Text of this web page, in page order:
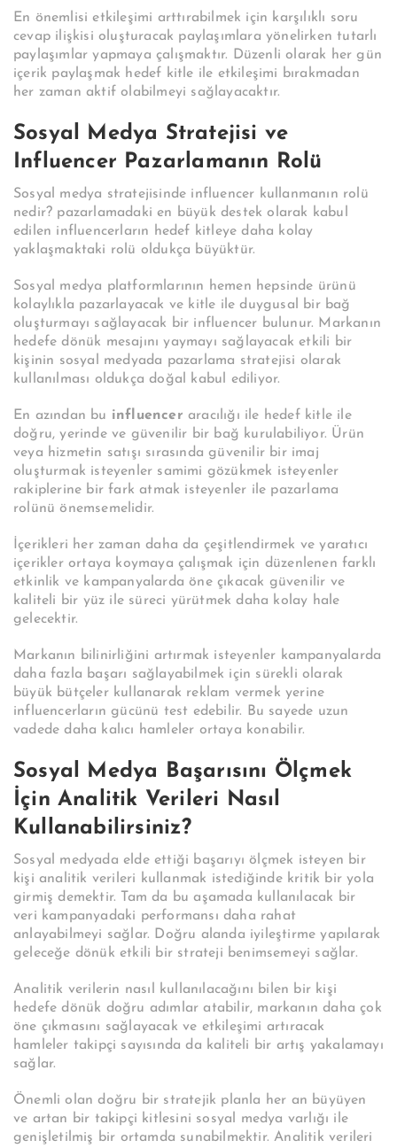
En önemlisi etkileşimi arttırabilmek için karşılıklı soru
cevap ilişkisi oluşturacak paylaşımlara yönelirken tutarlı
paylaşımlar yapmaya çalışmaktır. Düzenli olarak her gün
içerik paylaşmak hedef kitle ile etkileşimi bırakmadan
her zaman aktif olabilmeyi sağlayacaktır.
Sosyal Medya Stratejisi ve
Influencer Pazarlamanın Rolü
Sosyal medya stratejisinde influencer kullanmanın rolü
nedir? pazarlamadaki en büyük destek olarak kabul
edilen influencerların hedef kitleye daha kolay
yaklaşmaktaki rolü oldukça büyüktür.
Sosyal medya platformlarının hemen hepsinde ürünü
kolaylıkla pazarlayacak ve kitle ile duygusal bir bağ
oluşturmayı sağlayacak bir influencer bulunur. Markanın
hedefe dönük mesajını yaymayı sağlayacak etkili bir
kişinin sosyal medyada pazarlama stratejisi olarak
kullanılması oldukça doğal kabul ediliyor.
En azından bu influencer aracılığı ile hedef kitle ile
doğru, yerinde ve güvenilir bir bağ kurulabiliyor. Ürün
veya hizmetin satışı sırasında güvenilir bir imaj
oluşturmak isteyenler samimi gözükmek isteyenler
rakiplerine bir fark atmak isteyenler ile pazarlama
rolünü önemsemelidir.
İçerikleri her zaman daha da çeşitlendirmek ve yaratıcı
içerikler ortaya koymaya çalışmak için düzenlenen farklı
etkinlik ve kampanyalarda öne çıkacak güvenilir ve
kaliteli bir yüz ile süreci yürütmek daha kolay hale
gelecektir.
Markanın bilinirliğini artırmak isteyenler kampanyalarda
daha fazla başarı sağlayabilmek için sürekli olarak
büyük bütçeler kullanarak reklam vermek yerine
influencerların gücünü test edebilir. Bu sayede uzun
vadede daha kalıcı hamleler ortaya konabilir.
Sosyal Medya Başarısını Ölçmek
İçin Analitik Verileri Nasıl
Kullanabilirsiniz?
Sosyal medyada elde ettiği başarıyı ölçmek isteyen bir
kişi analitik verileri kullanmak istediğinde kritik bir yola
girmiş demektir. Tam da bu aşamada kullanılacak bir
veri kampanyadaki performansı daha rahat
anlayabilmeyi sağlar. Doğru alanda iyileştirme yapılarak
geleceğe dönük etkili bir strateji benimsemeyi sağlar.
Analitik verilerin nasıl kullanılacağını bilen bir kişi
hedefe dönük doğru adımlar atabilir, markanın daha çok
öne çıkmasını sağlayacak ve etkileşimi artıracak
hamleler takipçi sayısında da kaliteli bir artış yakalamayı
sağlar.
Önemli olan doğru bir stratejik planla her an büyüyen
ve artan bir takipçi kitlesini sosyal medya varlığı ile
genişletilmiş bir ortamda sunabilmektir. Analitik verileri